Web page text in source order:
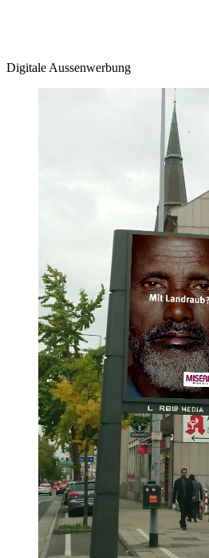
Digitale Aussenwerbung